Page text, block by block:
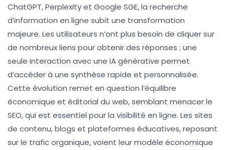
ChatGPT, Perplexity et Google SGE,la recherche
d’information en ligne subit une transformation
majeure. Les utilisateurs n’ont plus besoin de cliquer sur
de nombreux liens pour obtenir des réponses ; une
seule interaction avec une IA générative permet
d’accéder à une synthèse rapide et personnalisée.
Cette évolution remet en question l’équilibre
économique et éditorial du web, semblant menacer le
SEO, qui est essentiel pour la visibilité en ligne. Les sites
de contenu, blogs et plateformes éducatives, reposant
sur le trafic organique, voient leur modèle économique